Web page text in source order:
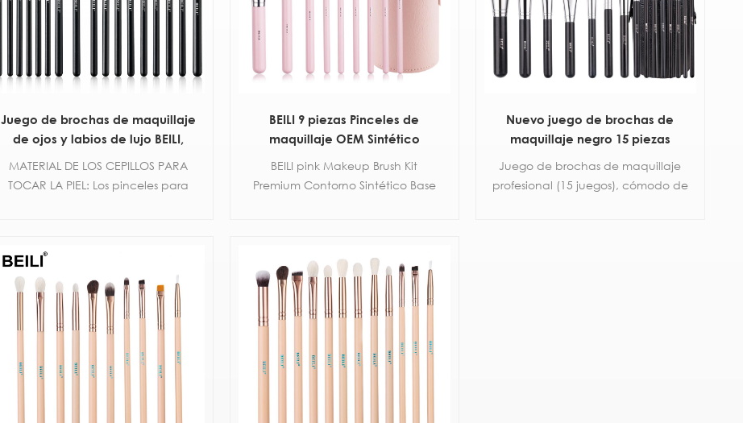
Juego de brochas de maquillaje
de ojos y labios de lujo BEILI,
kabuki, brochas portátiles de
MATERIAL DE LOS CEPILLOS PARA
TOCAR LA PIEL: Los pinceles para
Alta densidad y textura fina para
un tacto duradero, suave y
sedoso.
BEILI 9 piezas Pinceles de
maquillaje OEM Sintético
BEILI pink Makeup Brush Kit
Premium Contorno Sintético Base
Nuevo juego de brochas de
maquillaje negro 15 piezas
Juego de brochas de maquillaje
profesional (15 juegos), cómodo de